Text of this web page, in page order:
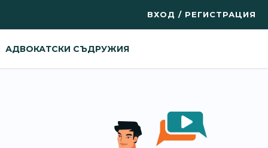
ВХОД / РЕГИСТРАЦИЯ
АДВОКАТСКИ СЪДРУЖИЯ